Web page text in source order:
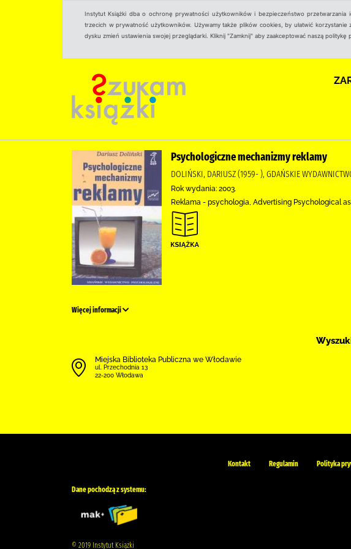
Instytut Książki dba o ochronę prywatności użytkowników i bezpieczeństwo
trzecich w prywatność użytkowników. Używamy także plików cookies, by ułatwić
dysku zmień ustawienia swojej przeglądarki. Kliknij "Zamknij" aby zaakceptować naszą politykę
Psychologiczne mechanizmy reklamy
DOLIŃSKI, DARIUSZ (1959- ), GDAŃSKIE
Rok wydania: 2003.
Reklama - psychologia, Advertising Psychological
Więcej informacji
Miejska Biblioteka Publiczna we Włodawie
ul. Przechodnia 13
22-200 Włodawa
Kontakt Regulamin Polityka
Dane pochodzą z systemu:
© 2019 Instytut Książki